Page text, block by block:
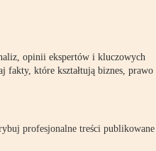
opinii ekspertów i kluczowych
fakty, które kształtują biznes, prawo
profesjonalne treści publikowane